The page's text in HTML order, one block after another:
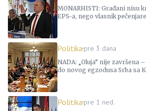
MONARHISTI: Građani nisu
EPS-a, nego vlasnik pečenjare
Politika pre 3 dana
NADA: „Oluja“ nije završena
do novog egzodusa Srba sa
Politika pre 1 ned.